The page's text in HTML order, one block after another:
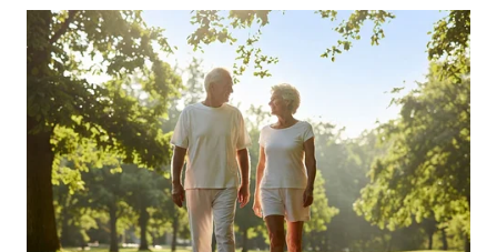
TEBING
TINGGI
WN
PAKPAK
WN
KARAWANG